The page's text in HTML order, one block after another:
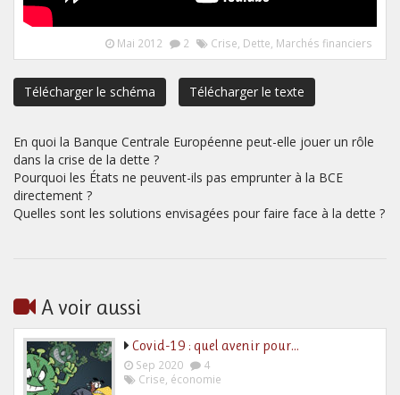
Mai 2012 2 Crise Dette Marchés financiers
Télécharger le schéma Télécharger le texte
En quoi la Banque Centrale Européenne peut-elle jouer un rôle
dans la crise de la dette ?
Pourquoi les États ne peuvent-ils pas emprunter à la BCE
directement ?
Quelles sont les solutions envisagées pour faire face à la dette ?
A voir aussi
Covid-19 : quel avenir pour…
Sep 2020
4
Crise économie